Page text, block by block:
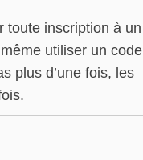
toute inscription à un
utiliser un code
plus d’une fois, les